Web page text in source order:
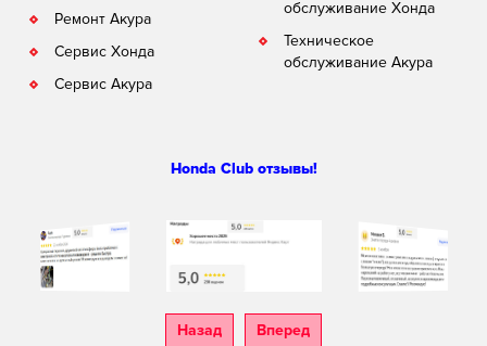
Ремонт Акура
Сервис Хонда
Сервис Акура
обслуживание Хонда
Техническое
обслуживание Акура
Honda Club отзывы!
Назад Вперед